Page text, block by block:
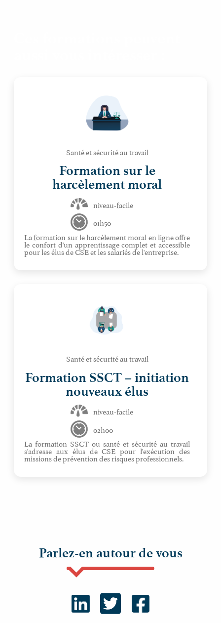
Santé et sécurité au travail
Formation sur le
harcèlement moral
niveau-facile
01h50
La formation sur le harcèlement moral en ligne offre
le confort d'un apprentissage complet et accessible
pour les élus de CSE et les salariés de l'entreprise.
Santé et sécurité au travail
Formation SSCT – initiation
nouveaux élus
niveau-facile
02h00
La formation SSCT ou santé et sécurité au travail
s'adresse aux élus de CSE pour l'exécution des
missions de prévention des risques professionnels.
Parlez-en autour de vous